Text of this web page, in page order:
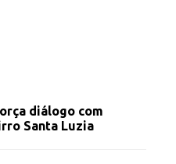
diálogo com
Santa Luzia